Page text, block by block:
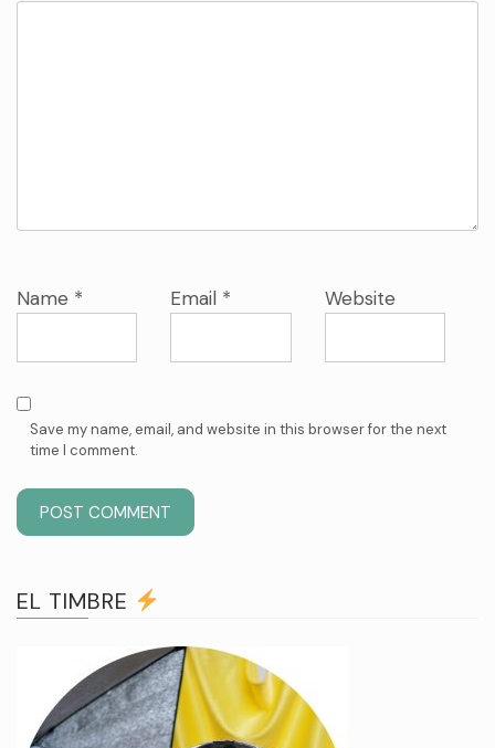
Name * Email * Website
Save my name, email, and website in this browser for the next
time I comment.
EL TIMBRE